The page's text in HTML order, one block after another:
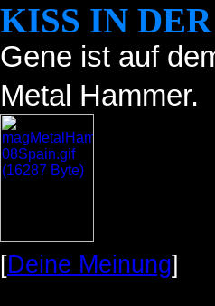
KISS IN DER
Gene ist auf
Metal Hammer.
[Deine Meinung]